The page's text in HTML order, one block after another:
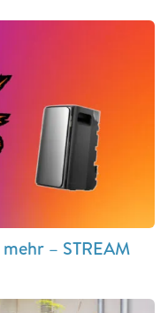
– STREAM